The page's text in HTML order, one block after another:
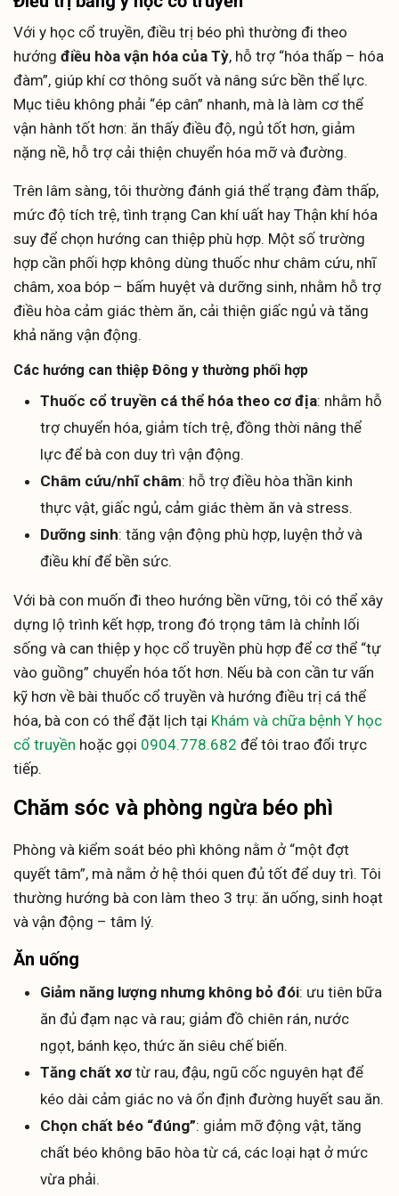
Với y học cổ truyền, điều trị béo phì thường đi theo
hướng điều hòa vận hóa của Tỳ, hỗ trợ “hóa thấp – hóa
đàm”, giúp khí cơ thông suốt và nâng sức bền thể lực.
Mục tiêu không phải “ép cân” nhanh, mà là làm cơ thể
vận hành tốt hơn: ăn thấy điều độ, ngủ tốt hơn, giảm
nặng nề, hỗ trợ cải thiện chuyển hóa mỡ và đường.
Trên lâm sàng, tôi thường đánh giá thể trạng đàm thấp,
mức độ tích trệ, tình trạng Can khí uất hay Thận khí hóa
suy để chọn hướng can thiệp phù hợp. Một số trường
hợp cần phối hợp không dùng thuốc như châm cứu, nhĩ
châm, xoa bóp – bấm huyệt và dưỡng sinh, nhằm hỗ trợ
điều hòa cảm giác thèm ăn, cải thiện giấc ngủ và tăng
khả năng vận động.
Các hướng can thiệp Đông y thường phối hợp
Thuốc cổ truyền cá thể hóa theo cơ địa: nhằm hỗ
trợ chuyển hóa, giảm tích trệ, đồng thời nâng thể
lực để bà con duy trì vận động.
Châm cứu/nhĩ châm: hỗ trợ điều hòa thần kinh
thực vật, giấc ngủ, cảm giác thèm ăn và stress.
Dưỡng sinh: tăng vận động phù hợp, luyện thở và
điều khí để bền sức.
Với bà con muốn đi theo hướng bền vững, tôi có thể xây
dựng lộ trình kết hợp, trong đó trọng tâm là chỉnh lối
sống và can thiệp y học cổ truyền phù hợp để cơ thể “tự
vào guồng” chuyển hóa tốt hơn. Nếu bà con cần tư vấn
kỹ hơn về bài thuốc cổ truyền và hướng điều trị cá thể
hóa, bà con có thể đặt lịch tại Khám và chữa bệnh Y học
cổ truyền hoặc gọi 0904.778.682 để tôi trao đổi trực
tiếp.
Chăm sóc và phòng ngừa béo phì
Phòng và kiểm soát béo phì không nằm ở “một đợt
quyết tâm”, mà nằm ở hệ thói quen đủ tốt để duy trì. Tôi
thường hướng bà con làm theo 3 trụ: ăn uống, sinh hoạt
và vận động – tâm lý.
Ăn uống
Giảm năng lượng nhưng không bỏ đói: ưu tiên bữa
ăn đủ đạm nạc và rau; giảm đồ chiên rán, nước
ngọt, bánh kẹo, thức ăn siêu chế biến.
Tăng chất xơ từ rau, đậu, ngũ cốc nguyên hạt để
kéo dài cảm giác no và ổn định đường huyết sau ăn.
Chọn chất béo “đúng”: giảm mỡ động vật, tăng
chất béo không bão hòa từ cá, các loại hạt ở mức
vừa phải.